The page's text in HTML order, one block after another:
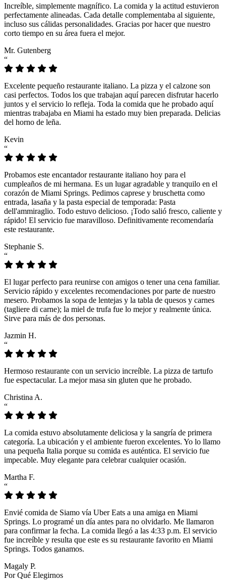
Increíble, simplemente magnífico. La comida y la actitud estuvieron
perfectamente alineadas. Cada detalle complementaba al siguiente,
incluso sus cálidas personalidades. Gracias por hacer que nuestro
corto tiempo en su área fuera el mejor.
Mr. Gutenberg
“
Excelente pequeño restaurante italiano. La pizza y el calzone son
casi perfectos. Todos los que trabajan aquí parecen disfrutar hacerlo
juntos y el servicio lo refleja. Toda la comida que he probado aquí
mientras trabajaba en Miami ha estado muy bien preparada. Delicias
del horno de leña.
Kevin
“
Probamos este encantador restaurante italiano hoy para el
cumpleaños de mi hermana. Es un lugar agradable y tranquilo en el
corazón de Miami Springs. Pedimos caprese y bruschetta como
entrada, lasaña y la pasta especial de temporada: Pasta
dell'ammiraglio. Todo estuvo delicioso. ¡Todo salió fresco, caliente y
rápido! El servicio fue maravilloso. Definitivamente recomendaría
este restaurante.
Stephanie S.
“
El lugar perfecto para reunirse con amigos o tener una cena familiar.
Servicio rápido y excelentes recomendaciones por parte de nuestro
mesero. Probamos la sopa de lentejas y la tabla de quesos y carnes
(tagliere di carne); la miel de trufa fue lo mejor y realmente única.
Sirve para más de dos personas.
Jazmin H.
“
Hermoso restaurante con un servicio increíble. La pizza de tartufo
fue espectacular. La mejor masa sin gluten que he probado.
Christina A.
“
La comida estuvo absolutamente deliciosa y la sangría de primera
categoría. La ubicación y el ambiente fueron excelentes. Yo lo llamo
una pequeña Italia porque su comida es auténtica. El servicio fue
impecable. Muy elegante para celebrar cualquier ocasión.
Martha F.
“
Envié comida de Siamo vía Uber Eats a una amiga en Miami
Springs. Lo programé un día antes para no olvidarlo. Me llamaron
para confirmar la fecha. La comida llegó a las 4:33 p.m. El servicio
fue increíble y resulta que este es su restaurante favorito en Miami
Springs. Todos ganamos.
Magaly P.
Por Qué Elegirnos